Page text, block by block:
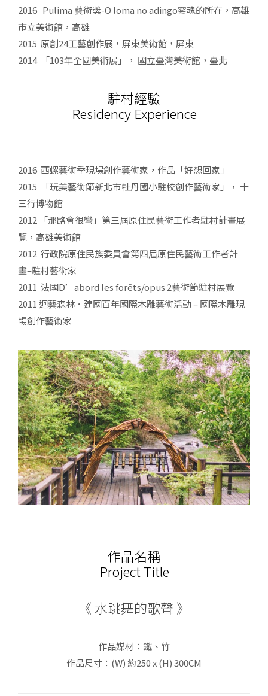
2016 Pulima 藝術獎-O loma no adingo靈魂的所在，高雄
市立美術館，高雄
2015 原創24工藝創作展，屏東美術館，屏東
2014 「103年全國美術展」， 國立臺灣美術館，臺北
駐村經驗
Residency Experience
2016 西螺藝術季現場創作藝術家，作品「好想回家」
2015 「玩美藝術節新北市牡丹國小駐校創作藝術家」， 十
三行博物館
2012 「那路會很彎」第三屆原住民藝術工作者駐村計畫展
覽，高雄美術館
2012 行政院原住民族委員會第四屆原住民藝術工作者計
畫–駐村藝術家
2011 法國D’ abord les forêts/opus 2藝術節駐村展覽
2011 迴藝森林．建國百年國際木雕藝術活動 – 國際木雕現
場創作藝術家
作品名稱
Project Title
《 水跳舞的歌聲 》
作品媒材：鐵、竹
作品尺寸：(W) 約250 x (H) 300CM